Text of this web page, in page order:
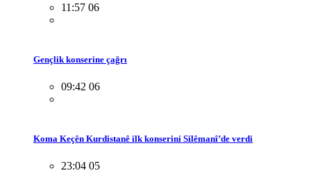
11:57 06
Gençlik konserine çağrı
09:42 06
Koma Keçên Kurdistanê ilk konserini Silêmanî’de verdi
23:04 05